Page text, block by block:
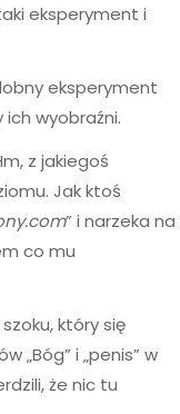
eksperyment i
eksperyment
wyobraźni.
z jakiegoś
Jak ktoś
” i narzeka na
co mu
który się
„Bóg” i „penis” w
że nic tu